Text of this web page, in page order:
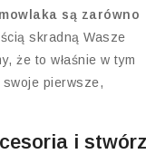
są zarówno
skradną Wasze
że to właśnie w tym
swoje pierwsze,
i stwórz